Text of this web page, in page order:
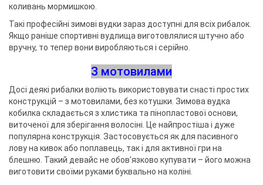
коливань мормишкою.
Такі професійні зимові вудки зараз доступні для всіх рибалок.
Якщо раніше спортивні вудлища виготовлялися штучно або
вручну, то тепер вони виробляються і серійно.
З мотовилами
Досі деякі рибалки воліють використовувати снасті простих
конструкцій – з мотовилами, без котушки. Зимова вудка
кобилка складається з хлистика та пінопластової основи,
виточеної для зберігання волосіні. Це найпростіша і дуже
популярна конструкція. Застосовується як для пасивного
лову на кивок або поплавець, так і для активної гри на
блешню. Такий девайс не обов'язково купувати – його можна
виготовити своїми руками буквально на коліні.